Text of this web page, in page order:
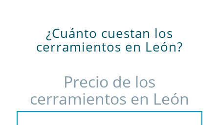
¿Cuánto cuestan los
cerramientos en León?
Precio de los
cerramientos en León